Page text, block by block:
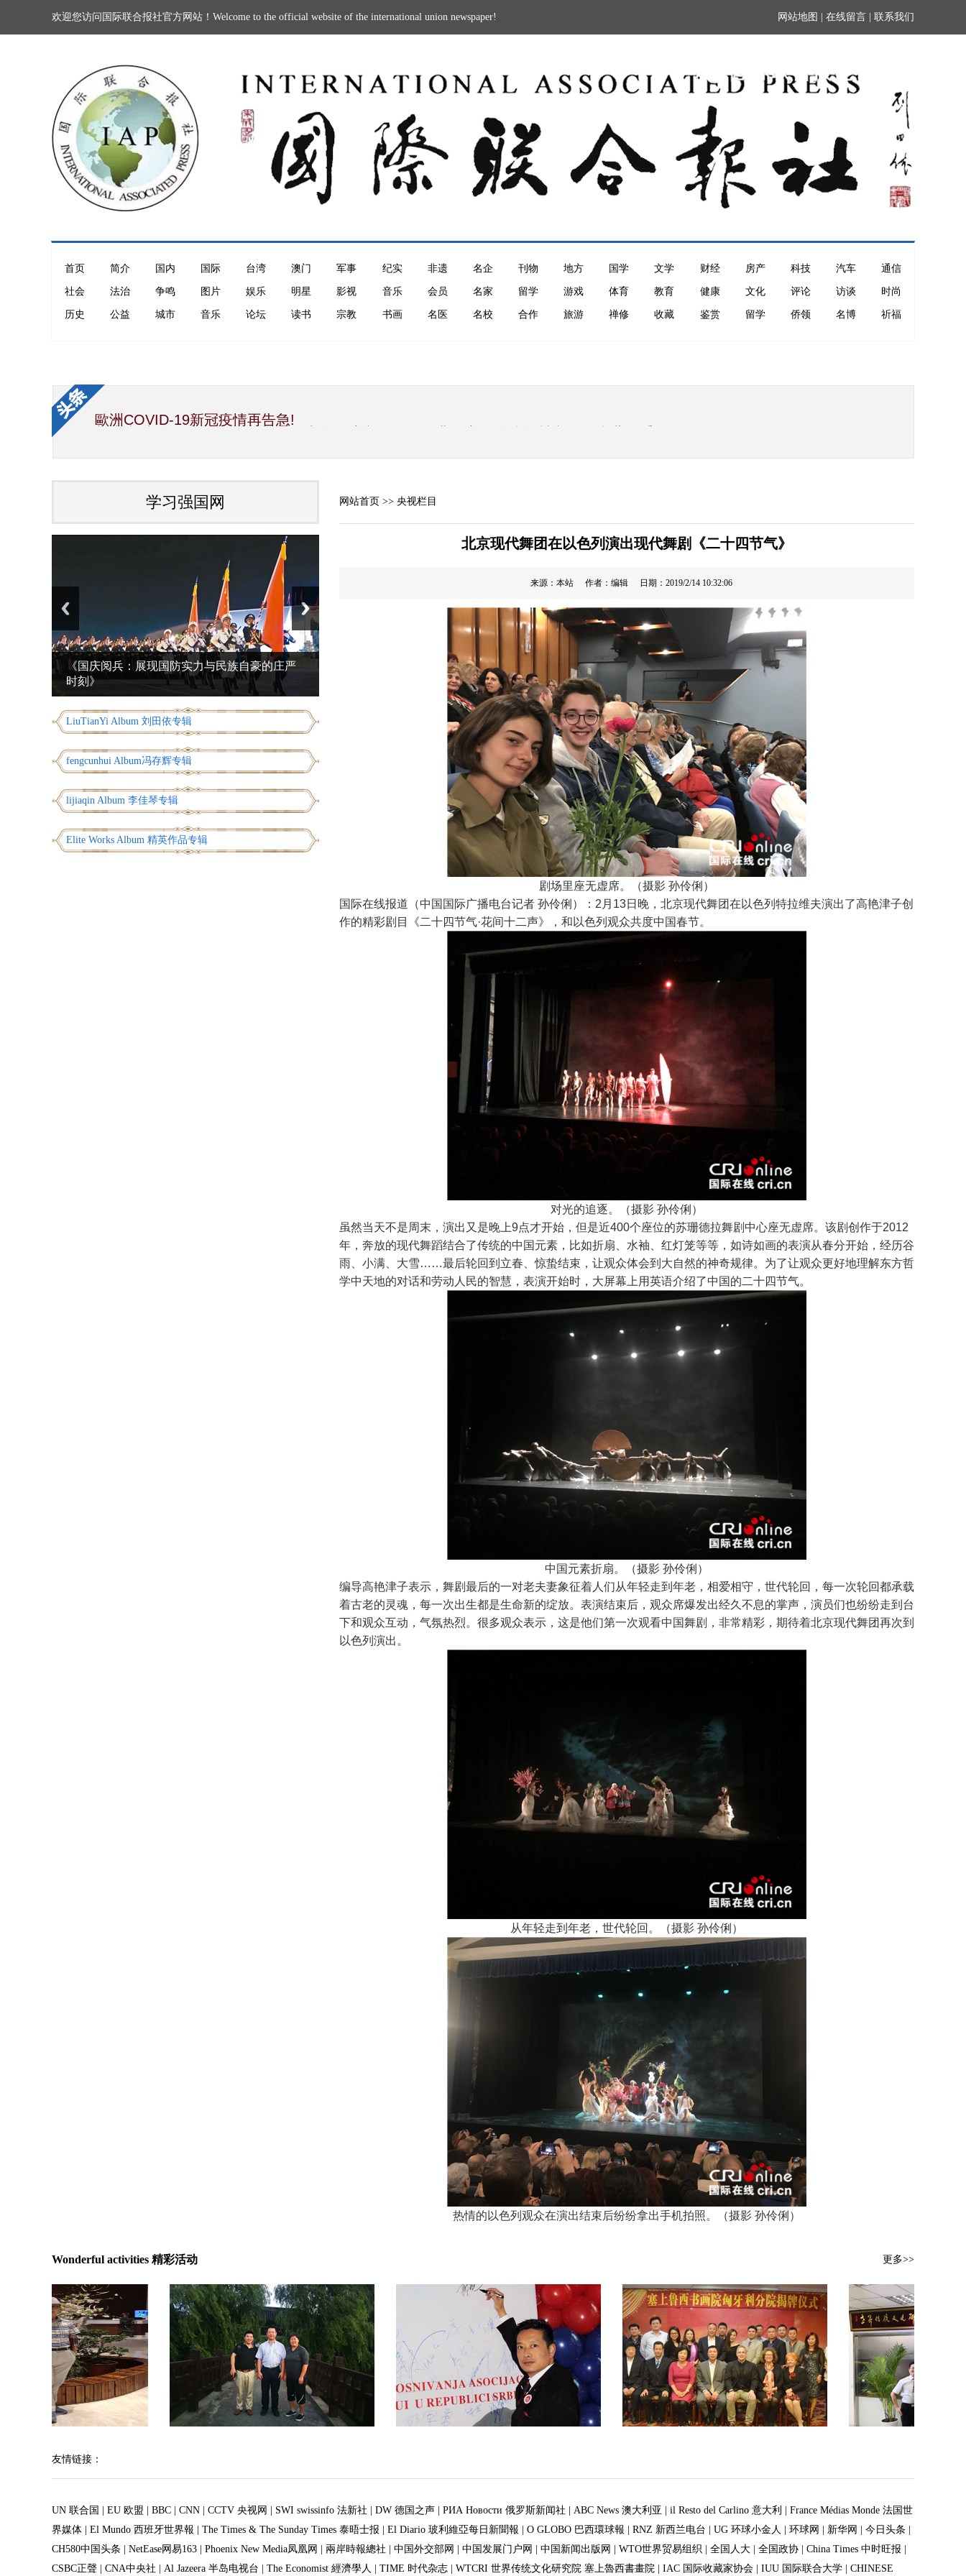
欢迎您访问国际联合报社官方网站！Welcome to the official website of the international union newspaper! 网站地图 在线留言 联系我们
首页 简介 国内 国际 台湾 澳门 军事 纪实 非遗 名企 刊物 地方 国学 文学 财经 房产 科技 汽车 通信
社会 法治 争鸣 图片 娱乐 明星 影视 音乐 会员 名家 留学 游戏 体育 教育 健康 文化 评论 访谈 时尚
历史 公益 城市 音乐 论坛 读书 宗教 书画 名医 名校 合作 旅游 禅修 收藏 鉴赏 留学 侨领 名博 祈福
歐洲COVID-19新冠疫情再告急!
国宝素食厨神洪银龙与吴慧莲理事长大力推广环保养生饮食文化
因受疫情影响，彭阳月子鸡蛋滞销，给企业和养殖户带来较大经济损失。彭阳月子鸡蛋健康、绿色、新鲜、好吃，营养价值高，是宁
夏精准扶贫项目，也是彭阳特产。疫情之前，都是发往北 京、上海、广州等外地。受疫情影
中共中央政治局常务委员会召开会议 研究新型冠状病毒感染的肺炎疫情防控工作 中共中央总书记习近平主持会议
习近平向全国各族人民致以美好的新春祝福
国家主席习近平发表二〇二〇年新年贺词
中国会变成一个大强国而又使人可亲（光辉的历程 深刻的启示·庆祝新中国成立70周年）
学习强国网
《国庆阅兵：展现国防实力与民族自豪的庄严
时刻》
LiuTianYi Album 刘田依专辑
fengcunhui Album冯存辉专辑
lijiaqin Album 李佳琴专辑
Elite Works Album 精英作品专辑
网站首页 >> 央视栏目
北京现代舞团在以色列演出现代舞剧《二十四节气》
来源：本站 作者：编辑 日期：2019/2/14 10:32:06
剧场里座无虚席。（摄影 孙伶俐）
国际在线报道（中国国际广播电台记者 孙伶俐）：2月13日晚，北京现代舞团在以色列特拉维夫演出了高艳津子创
作的精彩剧目《二十四节气·花间十二声》，和以色列观众共度中国春节。
对光的追逐。（摄影 孙伶俐）
虽然当天不是周末，演出又是晚上9点才开始，但是近400个座位的苏珊德拉舞剧中心座无虚席。该剧创作于2012
年，奔放的现代舞蹈结合了传统的中国元素，比如折扇、水袖、红灯笼等等，如诗如画的表演从春分开始，经历谷
雨、小满、大雪……最后轮回到立春、惊蛰结束，让观众体会到大自然的神奇规律。为了让观众更好地理解东方哲
学中天地的对话和劳动人民的智慧，表演开始时，大屏幕上用英语介绍了中国的二十四节气。
中国元素折扇。（摄影 孙伶俐）
编导高艳津子表示，舞剧最后的一对老夫妻象征着人们从年轻走到年老，相爱相守，世代轮回，每一次轮回都承载
着古老的灵魂，每一次出生都是生命新的绽放。表演结束后，观众席爆发出经久不息的掌声，演员们也纷纷走到台
下和观众互动，气氛热烈。很多观众表示，这是他们第一次观看中国舞剧，非常精彩，期待着北京现代舞团再次到
以色列演出。
从年轻走到年老，世代轮回。（摄影 孙伶俐）
热情的以色列观众在演出结束后纷纷拿出手机拍照。（摄影 孙伶俐）
Wonderful activities 精彩活动 更多>>
友情链接：
UN 联合国 EU 欧盟 BBC CNN CCTV 央视网 SWI swissinfo 法新社 DW 德国之声 РИА Новости 俄罗斯新闻社 ABC News 澳大利亚 il Resto del Carlino 意大利
France Médias Monde 法国世
界媒体
El Mundo 西班牙世界報 The Times & The Sunday Times 泰晤士报 El Diario 玻利維亞每日新聞報 O GLOBO 巴西環球報 RNZ 新西兰电台 UG 环球小金人 环球网 新华网 今日头条
CH580中国头条
NetEase网易163 Phoenix New Media凤凰网 兩岸時報總社 中国外交部网 中国发展门户网 中国新闻出版网 WTO世界贸易组织 全国人大 全国政协 China Times 中时旺报
CSBC正聲
CNA中央社 Al Jazeera 半岛电视台 The Economist 經濟學人 TIME 时代杂志 WTCRI 世界传统文化研究院 塞上魯西書畫院 IAC 国际收藏家协会 IUU 国际联合大学 CHINESE